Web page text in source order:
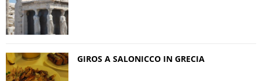
GIROS A SALONICCO IN GRECIA